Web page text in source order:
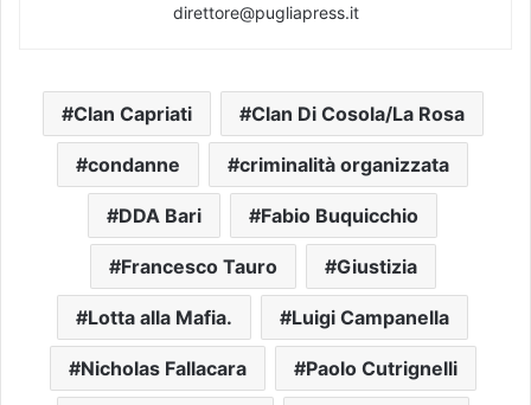
direttore@pugliapress.it
Clan Capriati Clan Di Cosola/La Rosa
condanne criminalità organizzata
DDA Bari Fabio Buquicchio
Francesco Tauro Giustizia
Lotta alla Mafia. Luigi Campanella
Nicholas Fallacara Paolo Cutrignelli